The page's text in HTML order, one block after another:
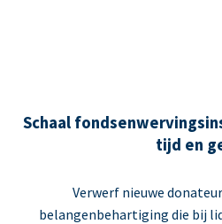
Schaal
tijd en
Verwerf nieuwe
belangenbehartiging die bij